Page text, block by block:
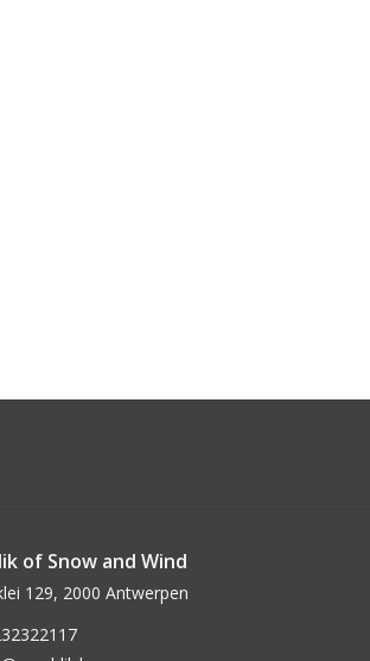
of Snow and Wind
129, 2000 Antwerpen